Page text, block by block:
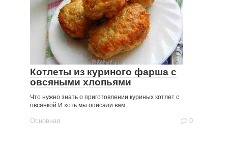
Котлеты из куриного фарша с
овсяными хлопьями
Что нужно знать о приготовлении куриных котлет с
овсянкой И хоть мы описали вам
Основная 0